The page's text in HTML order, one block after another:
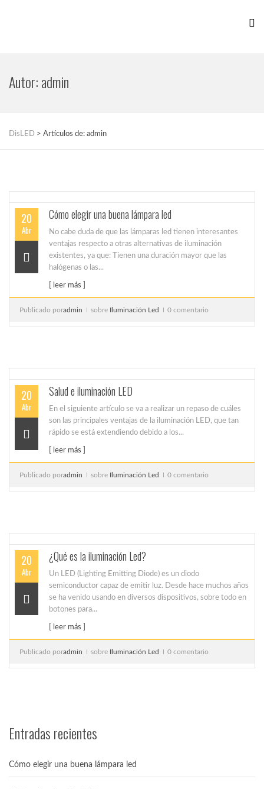
Autor:admin
DisLED > Artículos de: admin
20
Abr
Cómo elegir una buena lámpara led
No cabe duda de que las lámparas led tienen interesantes
ventajas respecto a otras alternativas de iluminación
existentes, ya que: Tienen una duración mayor que las
halógenas o las...
[ leer más ]
Publicado poradmin sobre Iluminación Led 0 comentario
20
Abr
Salud e iluminación LED
En el siguiente artículo se va a realizar un repaso de cuáles
son las principales ventajas de la iluminación LED, que tan
rápido se está extendiendo debido a los...
[ leer más ]
Publicado poradmin sobre Iluminación Led 0 comentario
20
Abr
¿Qué es la iluminación Led?
Un LED (Lighting Emitting Diode) es un diodo
semiconductor capaz de emitir luz. Desde hace muchos años
se ha venido usando en diversos dispositivos, sobre todo en
botones para...
[ leer más ]
Publicado poradmin sobre Iluminación Led 0 comentario
Entradas recientes
Cómo elegir una buena lámpara led